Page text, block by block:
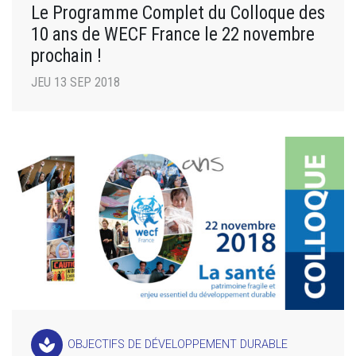
Le Programme Complet du Colloque des
10 ans de WECF France le 22 novembre
prochain !
JEU 13 SEP 2018
spa OBJECTIFS DE DÉVELOPPEMENT DURABLE